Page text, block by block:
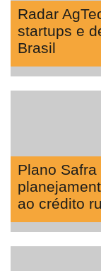
Radar
startups e
Brasil
Plano
ao crédito